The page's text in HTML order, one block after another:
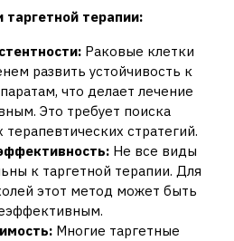
таргетной терапии:
Раковые клетки
развить устойчивость к
что делает лечение
Это требует поиска
терапевтических стратегий.
Не все виды
к таргетной терапии. Для
этот метод может быть
Многие таргетные